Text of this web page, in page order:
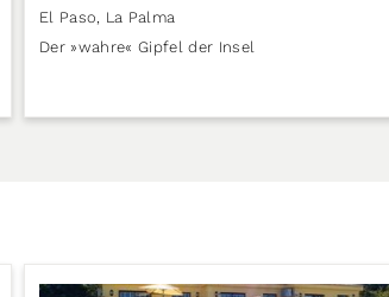
El Paso, La Palma
Der »wahre« Gipfel der Insel